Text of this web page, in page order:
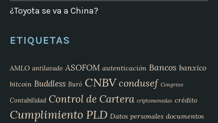
¿Toyota se va a China?
ETIQUETAS
AMLO antilavado ASOFOM autenticación Bancos banxico
bitcoin Buddless Buró CNBVcondusef Congreso
Contabilidad Control de Cartera criptomonedas crédito
Cumplimiento PLD Datos personales documentos